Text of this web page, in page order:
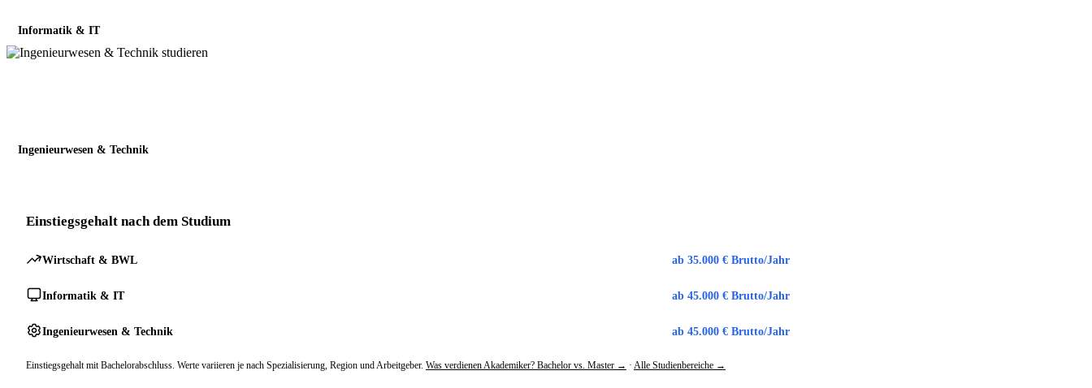
Informatik & IT
Ingenieurwesen & Technik
Einstiegsgehalt nach dem Studium
Wirtschaft & BWL ab 35.000 € Brutto/Jahr
Informatik & IT ab 45.000 € Brutto/Jahr
Ingenieurwesen & Technik ab 45.000 € Brutto/Jahr
Einstiegsgehalt mit Bachelorabschluss. Werte variieren je nach Spezialisierung, Region und Arbeitgeber. Was verdienen Akademiker? Bachelor vs. Master → · Alle Studienbereiche →